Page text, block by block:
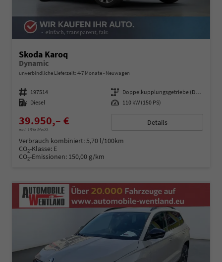
Skoda Karoq
Dynamic
unverbindliche Lieferzeit: 4-7 Monate Neuwagen
Fahrzeugnummer 197514 Getriebe
Doppelkupplungsgetriebe (DSG)
Kraftstoff Diesel Leistung 110 kW (150 PS)
39.950,– €
incl. 19% MwSt.
Details
Verbrauch kombiniert:5,70 l/100km
CO2-Klasse: E
CO2-Emissionen: 150,00 g/km